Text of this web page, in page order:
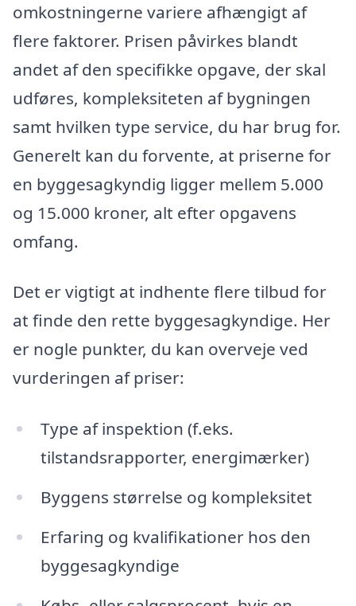
omkostningerne variere afhængigt af
flere faktorer. Prisen påvirkes blandt
andet af den specifikke opgave, der skal
udføres, kompleksiteten af bygningen
samt hvilken type service, du har brug for.
Generelt kan du forvente, at priserne for
en byggesagkyndig ligger mellem 5.000
og 15.000 kroner, alt efter opgavens
omfang.
Det er vigtigt at indhente flere tilbud for
at finde den rette byggesagkyndige. Her
er nogle punkter, du kan overveje ved
vurderingen af priser:
Type af inspektion (f.eks.
tilstandsrapporter, energimærker)
Byggens størrelse og kompleksitet
Erfaring og kvalifikationer hos den
byggesagkyndige